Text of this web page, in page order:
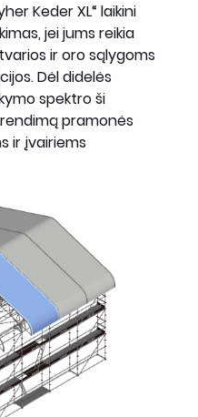
Keder XL“ laikini
jei jums reikia
ir oro sąlygoms
Dėl didelės
spektro ši
pramonės
ir įvairiems